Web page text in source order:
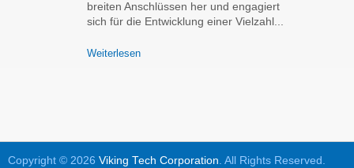
breiten Anschlüssen her und engagiert
sich für die Entwicklung einer Vielzahl...
Weiterlesen
Copyright © 2026 Viking Tech Corporation. All Rights Reserved.